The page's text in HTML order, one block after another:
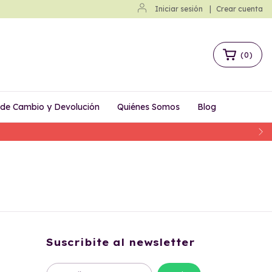
Iniciar sesión Crear cuenta
(0)
Cambio y Devolución Quiénes Somos Blog
Suscribite al newsletter